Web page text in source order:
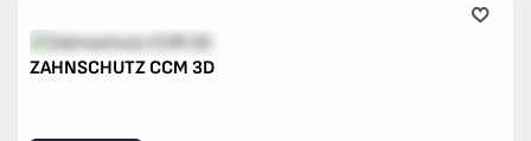
ZAHNSCHUTZ CCM 3D